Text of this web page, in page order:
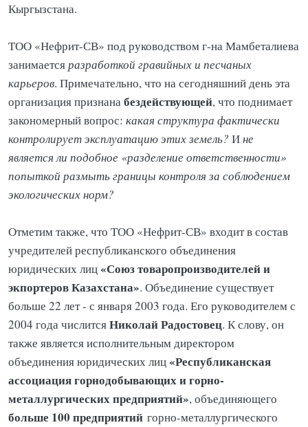
Кыргызстана.
ТОО «Нефрит-СВ» под руководством г-на Мамбеталиева
занимаетсяразработкой гравийных и песчаных
карьеров. Примечательно, что на сегодняшний день эта
организация признанабездействующей, что поднимает
закономерный вопрос: какая структура фактически
контролирует эксплуатацию этих земель? Ине
является ли подобное «разделение ответственности»
попыткой размыть границы контроля за соблюдением
экологических норм?
Отметим также, что ТОО «Нефрит-СВ» входит в состав
учредителей республиканского объединения
юридических лиц«Союз товаропроизводителей и
экпортеров Казахстана». Объединение существует
больше 22 лет - с января 2003 года. Его руководителем с
2004 года числитсяНиколай Радостовец. К слову, он
также является исполнительным директором
объединения юридических лиц«Республиканская
ассоциация горнодобывающих и горно-
металлургических предприятий», объединяющего
больше 100 предприятий горно-металлургического